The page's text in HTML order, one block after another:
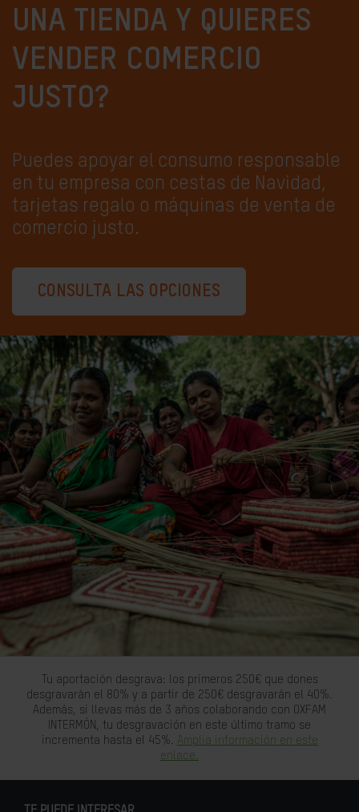
UNA TIENDA Y QUIERES
VENDER COMERCIO
JUSTO?
Puedes apoyar el consumo responsable
en tu empresa con cestas de Navidad,
tarjetas regalo o máquinas de venta de
comercio justo.
CONSULTA LAS OPCIONES
Tu aportación desgrava: los primeros 250€ que dones
desgravarán el 80% y a partir de 250€ desgravarán el 40%.
Además, si llevas más de 3 años colaborando con OXFAM
INTERMÓN, tu desgravación en este último tramo se
incrementa hasta el 45%. Amplia información en este
enlace.